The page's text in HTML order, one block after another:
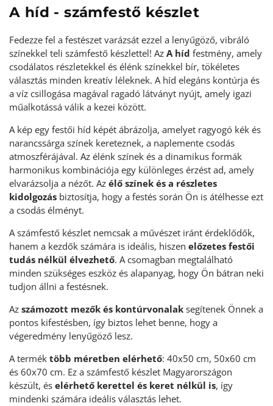
A híd - számfestő készlet
Fedezze fel a festészet varázsát ezzel a lenyűgöző, vibráló
színekkel teli számfestő készlettel! Az A híd festmény, amely
csodálatos részletekkel és élénk színekkel bír, tökéletes
választás minden kreatív léleknek. A híd elegáns kontúrja és
a víz csillogása magával ragadó látványt nyújt, amely igazi
műalkotássá válik a kezei között.
A kép egy festői híd képét ábrázolja, amelyet ragyogó kék és
narancssárga színek kereteznek, a naplemente csodás
atmoszférájával. Az élénk színek és a dinamikus formák
harmonikus kombinációja egy különleges érzést ad, amely
elvarázsolja a nézőt. Az élő színek és a részletes
kidolgozás biztosítja, hogy a festés során Ön is átélhesse ezt
a csodás élményt.
A számfestő készlet nemcsak a művészet iránt érdeklődők,
hanem a kezdők számára is ideális, hiszen előzetes festői
tudás nélkül élvezhető. A csomagban megtalálható
minden szükséges eszköz és alapanyag, hogy Ön bátran neki
tudjon állni a festésnek.
Az számozott mezők és kontúrvonalak segítenek Önnek a
pontos kifestésben, így biztos lehet benne, hogy a
végeredmény lenyűgöző lesz.
A termék több méretben elérhető: 40x50 cm, 50x60 cm
és 60x70 cm. Ez a számfestő készlet Magyarországon
készült, és elérhető kerettel és keret nélkül is, így
mindenki számára ideális választás lehet.